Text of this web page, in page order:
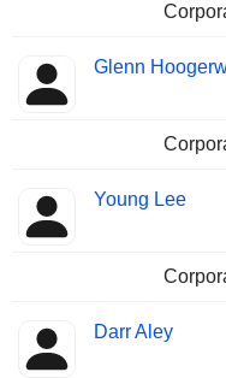
Glenn
Young Lee
Darr Aley